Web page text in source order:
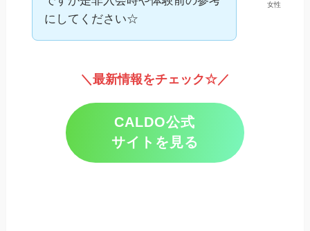
女性
にしてください☆
＼最新情報をチェック☆／
CALDO公式
サイトを見る